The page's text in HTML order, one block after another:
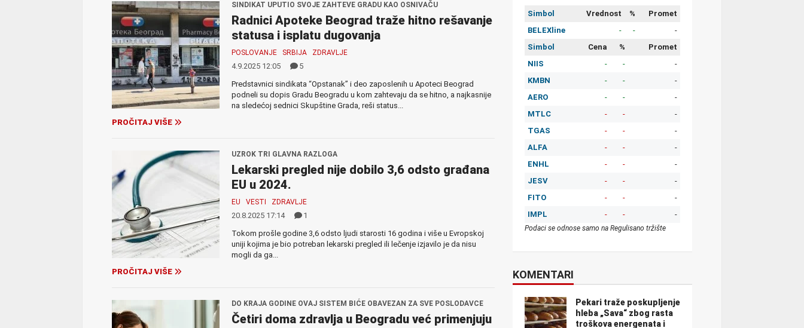
SINDIKAT UPUTIO SVOJE ZAHTEVE GRADU KAO OSNIVAČU
Radnici Apoteke Beograd traže hitno rešavanje
statusa i isplatu dugovanja
POSLOVANJE SRBIJA ZDRAVLJE
4.9.2025 12:05
5
Predstavnici sindikata “Opstanak” i deo zaposlenih u Apoteci Beograd
podneli su dopis Gradu Beogradu u kom zahtevaju da se hitno, a najkasnije
na sledećoj sednici Skupštine Grada, reši status...
PROČITAJ VIŠE
UZROK TRI GLAVNA RAZLOGA
Lekarski pregled nije dobilo 3,6 odsto građana
EU u 2024.
EU VESTI ZDRAVLJE
20.8.2025 17:14
1
Tokom prošle godine 3,6 odsto ljudi starosti 16 godina i više u Evropskoj
uniji kojima je bio potreban lekarski pregled ili lečenje izjavilo je da nisu
mogli da ga...
PROČITAJ VIŠE
DO KRAJA GODINE OVAJ SISTEM BIĆE OBAVEZAN ZA SVE POSLODAVCE
Četiri doma zdravlja u Beogradu već primenjuju
Simbol Vrednost %
Promet
BELEXline
- -
-
Simbol
Cena %
Promet
NIIS
- -
-
KMBN
- -
-
AERO
- -
-
MTLC
- -
-
TGAS
- -
-
ALFA
- -
-
ENHL
- -
-
JESV
- -
-
FITO
- -
-
IMPL
- - -
Podaci se odnose samo na Regulisano tržište
KOMENTARI
Pekari traže poskupljenje
hleba „Sava“ zbog rasta
troškova energenata i